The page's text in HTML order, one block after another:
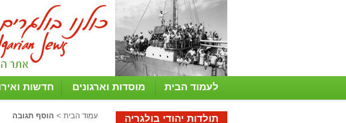
לעמוד הבית מוסדות וארגונים חדשות
תולדות יהודי בולגריה עמוד הבית > הוסף תגובה